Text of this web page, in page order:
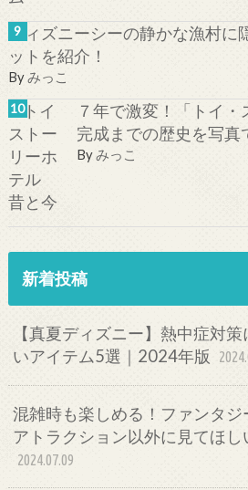
ディズニーシーの静かな漁村に
ットを紹介！
Byみっこ
７年で激変！「トイ・
完成までの歴史を写真
Byみっこ
新着投稿
【真夏ディズニー】熱中症対
いアイテム5選｜2024年版
混雑時も楽しめる！ファンタジ
アトラクション以外に見てほし
2024.07.09